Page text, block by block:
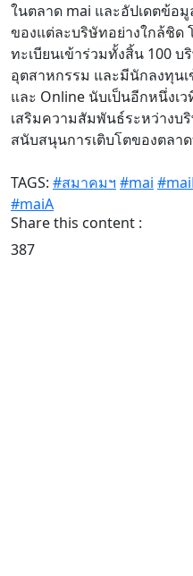
ในตลาด mai และอัปเดตข้อ
ของแต่ละบริษัทอย่างใกล้ชิด
ทะเบียนเข้าร่วมทั้งสิ้น 100
อุตสาหกรรม และมีนักลงทุน
และ Online นับเป็นอีกหนึ่งเ
เสริมความสัมพันธ์ระหว่างบ
สนับสนุนการเติบโตของตลา
TAGS: #สมาคมฯ #mai
#maiA
Share this content :
387